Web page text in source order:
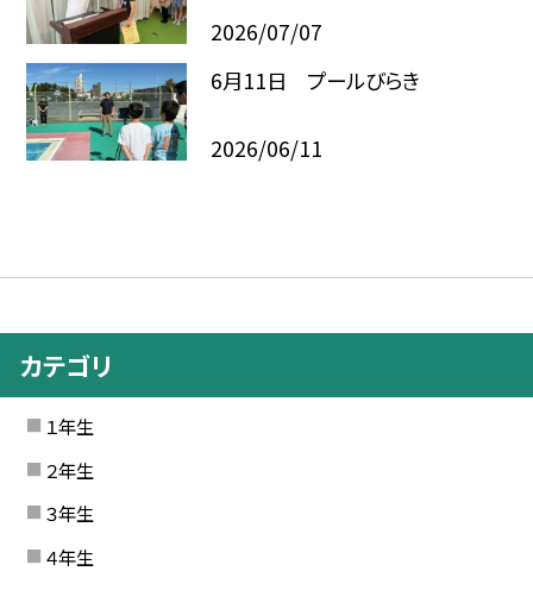
2026/07/07
6月11日 プールびらき
2026/06/11
カテゴリ
１年生
２年生
３年生
４年生